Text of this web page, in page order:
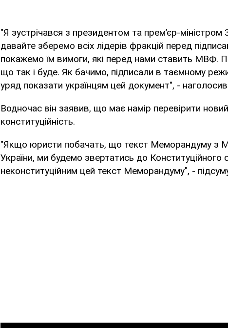
"Я зустрічався з президентом та прем’єр-міністром
давайте зберемо всіх лідерів фракцій перед
покажемо їм вимоги, які перед нами ставить МВФ.
що так і буде. Як бачимо, підписали в таємному
уряд показати українцям цей документ", -
Водночас він заявив, що має намір перевірити
конституційність.
"Якщо юристи побачать, що текст Меморандуму з
України, ми будемо звертатись до
неконституційним цей текст Меморандуму", -